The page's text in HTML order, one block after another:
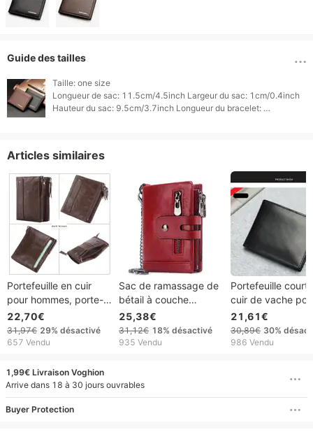
Guide des tailles
Taille: one size
Longueur de sac: 11.5cm/4.5inch Largeur du sac: 1cm/0.4inch
Hauteur du sac: 9.5cm/3.7inch Longueur du bracelet:
Articles similaires
Portefeuille en cuir
pour hommes, porte-
monnaie court à la
mode, en cuir de
vache Crazy Horse,
éclair, pince à billets
22,70€
31,97€ 29% désactivé
657 Vendu
Sac de ramassage de
bétail à couche
supérieure explosive,
pince à billets à trois
volets rfid, portefeuille
25,38€
31,12€ 18% désactivé
935 Vendu
Portefeuille court
cuir de vache
homme, fait à la
avec pince à
authentique
21,61€
30,89€ 30%
986 Vendu
1,99€ Livraison Voghion
Arrive dans 18 à 30 jours ouvrables
Buyer Protection